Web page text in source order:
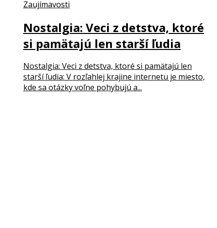
Zaujímavosti
Nostalgia: Veci z detstva, ktoré
si pamätajú len starší ľudia
Nostalgia: Veci z detstva, ktoré si pamätajú len
starší ľudia: V rozľahlej krajine internetu je miesto,
kde sa otázky voľne pohybujú a...